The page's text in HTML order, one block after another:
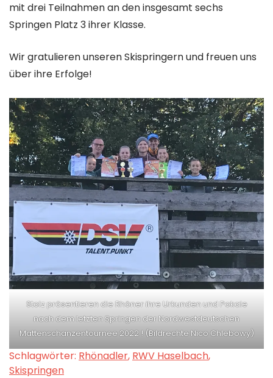
mit drei Teilnahmen an den insgesamt sechs
Springen Platz 3 ihrer Klasse.
Wir gratulieren unseren Skispringern und freuen uns
über ihre Erfolge!
Stolz präsentieren die Rhöner ihre Urkunden und Pokale
nach dem letzten Springen der Nordwestdeutschen
Mattenschanzentournee 2022 ! (Bildrechte Nico Chlebowy)
Schlagwörter: Rhönadler, RWV Haselbach,
Skispringen